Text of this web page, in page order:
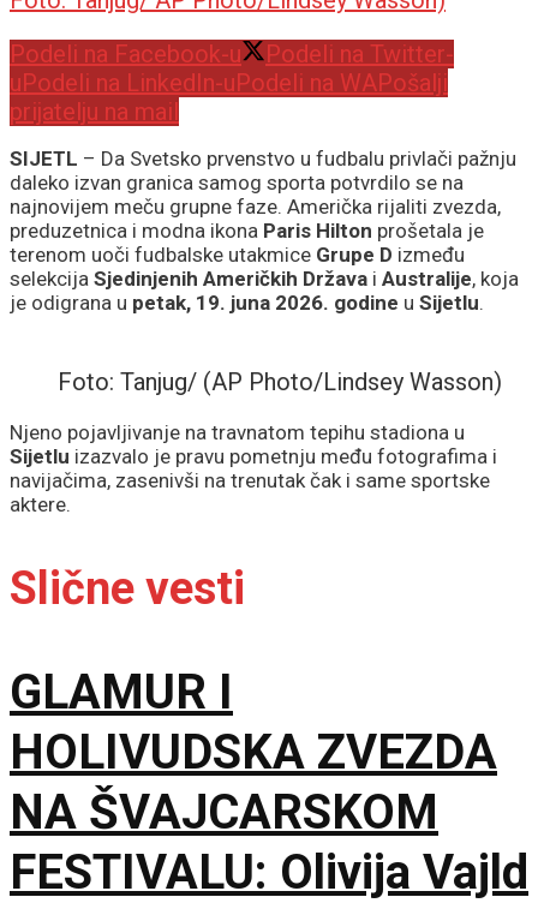
Podeli na Facebook-u
Podeli na Twitter-
u Podeli na LinkedIn-u Podeli na WAPošalji
prijatelju na mail
SIJETL – Da Svetsko prvenstvo u fudbalu privlači pažnju
daleko izvan granica samog sporta potvrdilo se na
najnovijem meču grupne faze. Američka rijaliti zvezda,
preduzetnica i modna ikona Paris Hilton prošetala je
terenom uoči fudbalske utakmice Grupe D između
selekcija Sjedinjenih Američkih Država i Australije, koja
je odigrana u petak, 19. juna 2026. godine u Sijetlu.
Foto: Tanjug/ (AP Photo/Lindsey Wasson)
Njeno pojavljivanje na travnatom tepihu stadiona u
Sijetlu izazvalo je pravu pometnju među fotografima i
navijačima, zasenivši na trenutak čak i same sportske
aktere.
Slične vesti
GLAMUR I
HOLIVUDSKA ZVEZDA
NA ŠVAJCARSKOM
FESTIVALU: Olivija Vajld